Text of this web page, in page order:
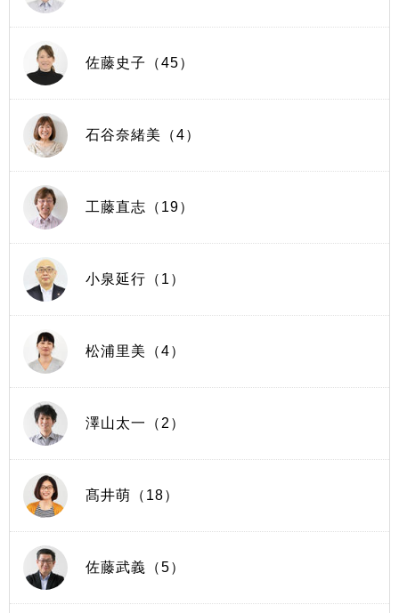
佐藤史子（45）
石谷奈緒美（4）
工藤直志（19）
小泉延行（1）
松浦里美（4）
澤山太一（2）
髙井萌（18）
佐藤武義（5）